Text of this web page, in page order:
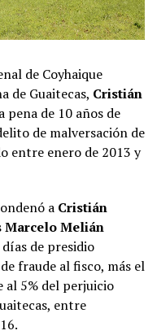
de Coyhaique
de Guaitecas, Cristián
pena de 10 años de
de malversación de
entre enero de 2013 y
a Cristián
Marcelo Melián
de presidio
fraude al fisco, más el
al 5% del perjuicio
entre